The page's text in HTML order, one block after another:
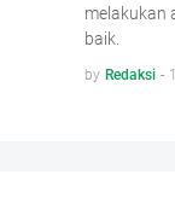
melakukan
baik.
by Redaksi -